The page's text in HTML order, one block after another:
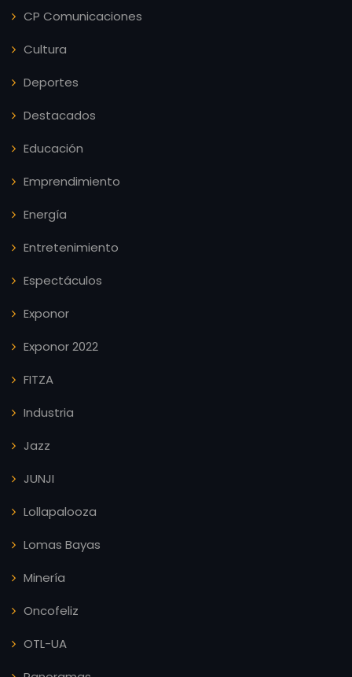
CP Comunicaciones
Cultura
Deportes
Destacados
Educación
Emprendimiento
Energía
Entretenimiento
Espectáculos
Exponor
Exponor 2022
FITZA
Industria
Jazz
JUNJI
Lollapalooza
Lomas Bayas
Minería
Oncofeliz
OTL-UA